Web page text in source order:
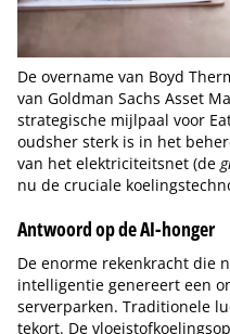
De overname van Boyd
van Goldman Sachs Asset
strategische mijlpaal voor
oudsher sterk is in het
van het elektriciteitsnet (de
nu de cruciale
Antwoord op de AI-honger
De enorme rekenkracht die
intelligentie genereert een
serverparken. Traditionele
tekort. De